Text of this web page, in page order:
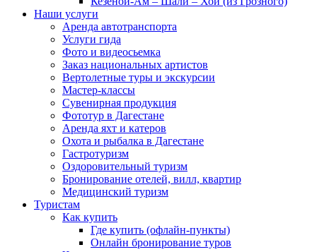
Наши услуги
Аренда автотранспорта
Услуги гида
Фото и видеосьемка
Заказ национальных артистов
Вертолетные туры и экскурсии
Мастер-классы
Сувенирная продукция
Фототур в Дагестане
Аренда яхт и катеров
Охота и рыбалка в Дагестане
Гастротуризм
Оздоровительный туризм
Бронирование отелей, вилл, квартир
Медицинский туризм
Туристам
Как купить
Где купить (офлайн-пункты)
Онлайн бронирование туров